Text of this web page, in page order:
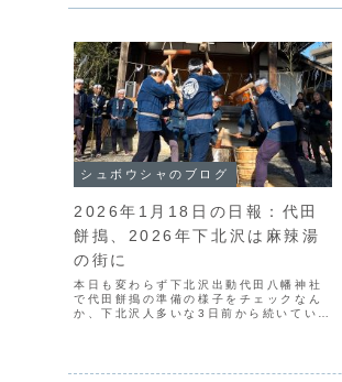
シュボウシャのブログ
2026年1月18日の日報：代田
餅搗、2026年下北沢は麻辣湯
の街に
本日も変わらず下北沢出動代田八幡神社
で代田餅搗の準備の様子をチェックなん
か、下北沢人多いな3日前から続いていた
の模様...